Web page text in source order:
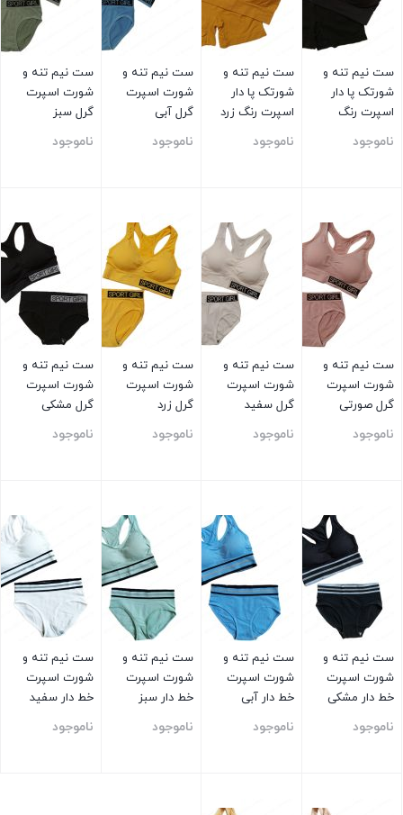
ست نیم تنه و
شورتک پا دار
اسپرت رنگ
ناموجود
ست نیم تنه و
شورتک پا دار
اسپرت رنگ زرد
ناموجود
ست نیم تنه و
شورت اسپرت
گرل آبی
ناموجود
ست نیم تنه و
شورت اسپرت
گرل سبز
ناموجود
ست نیم تنه و
شورت اسپرت
گرل صورتی
ناموجود
ست نیم تنه و
شورت اسپرت
گرل سفید
ناموجود
ست نیم تنه و
شورت اسپرت
گرل زرد
ناموجود
ست نیم تنه و
شورت اسپرت
گرل مشکی
ناموجود
ست نیم تنه و
شورت اسپرت
خط دار مشکی
ناموجود
ست نیم تنه و
شورت اسپرت
خط دار آبی
ناموجود
ست نیم تنه و
شورت اسپرت
خط دار سبز
ناموجود
ست نیم تنه و
شورت اسپرت
خط دار سفید
ناموجود